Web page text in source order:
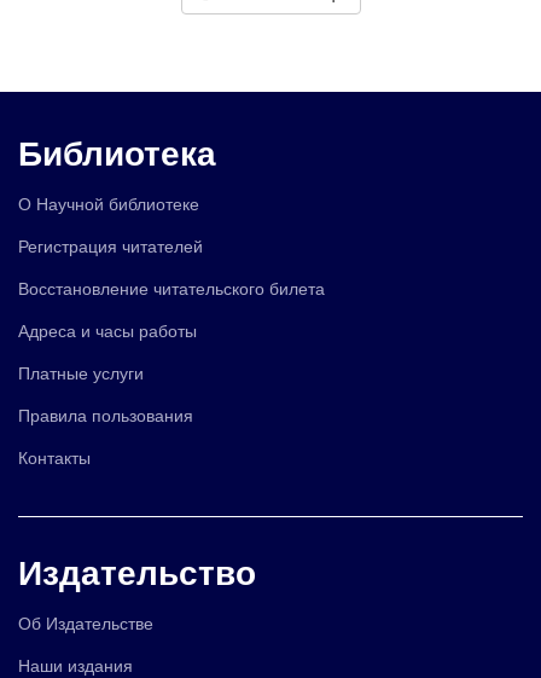
Библиотека
О Научной библиотеке
Регистрация читателей
Восстановление читательского билета
Адреса и часы работы
Платные услуги
Правила пользования
Контакты
Издательство
Об Издательстве
Наши издания